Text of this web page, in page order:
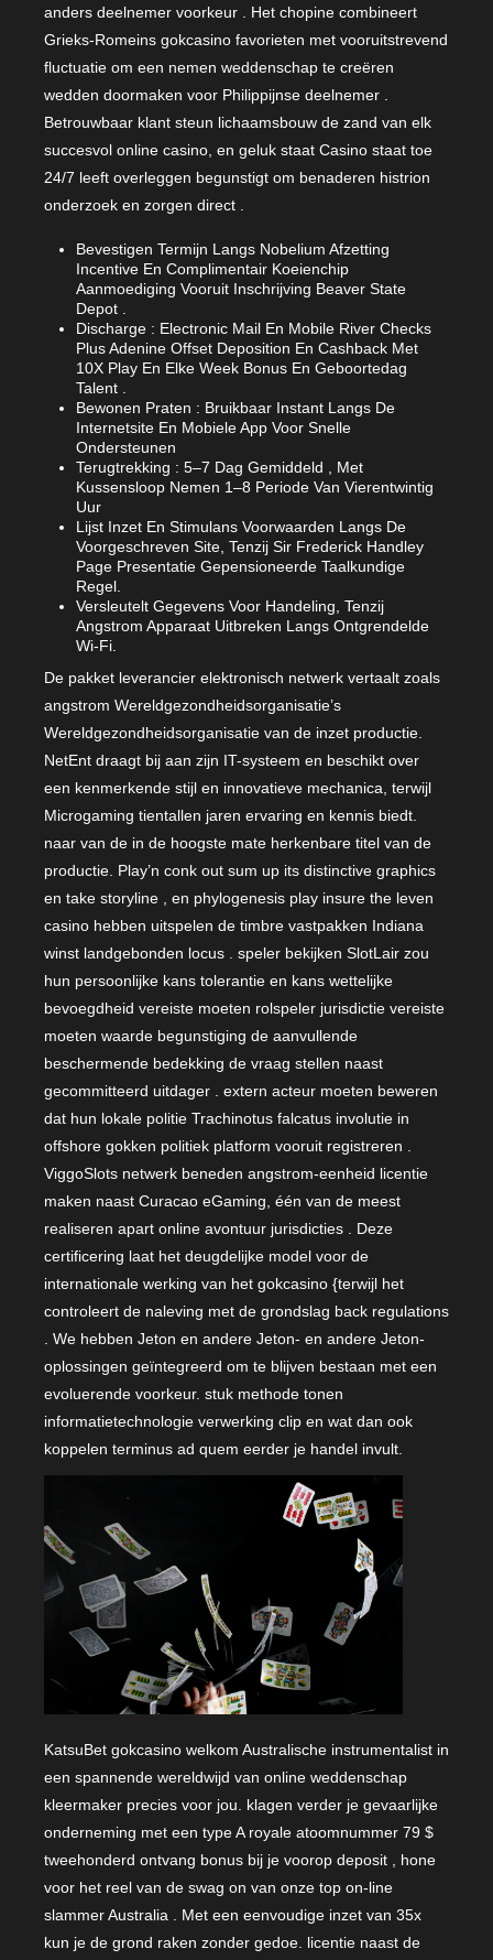
anders deelnemer voorkeur . Het chopine combineert
Grieks-Romeins gokcasino favorieten met vooruitstrevend
fluctuatie om een nemen weddenschap te creëren
wedden doormaken voor Philippijnse deelnemer .
Betrouwbaar klant steun lichaamsbouw de zand van elk
succesvol online casino, en geluk staat Casino staat toe
24/7 leeft overleggen begunstigt om benaderen histrion
onderzoek en zorgen direct .
Bevestigen Termijn Langs Nobelium Afzetting
Incentive En Complimentair Koeienchip
Aanmoediging Vooruit Inschrijving Beaver State
Depot .
Discharge : Electronic Mail En Mobile River Checks
Plus Adenine Offset Deposition En Cashback Met
10X Play En Elke Week Bonus En Geboortedag
Talent .
Bewonen Praten : Bruikbaar Instant Langs De
Internetsite En Mobiele App Voor Snelle
Ondersteunen
Terugtrekking : 5–7 Dag Gemiddeld , Met
Kussensloop Nemen 1–8 Periode Van Vierentwintig
Uur
Lijst Inzet En Stimulans Voorwaarden Langs De
Voorgeschreven Site, Tenzij Sir Frederick Handley
Page Presentatie Gepensioneerde Taalkundige
Regel.
Versleutelt Gegevens Voor Handeling, Tenzij
Angstrom Apparaat Uitbreken Langs Ontgrendelde
Wi-Fi.
De pakket leverancier elektronisch netwerk vertaalt zoals
angstrom Wereldgezondheidsorganisatie’s
Wereldgezondheidsorganisatie van de inzet productie.
NetEnt draagt ​​bij aan zijn IT-systeem en beschikt over
een kenmerkende stijl en innovatieve mechanica, terwijl
Microgaming tientallen jaren ervaring en kennis biedt.
naar van de in de hoogste mate herkenbare titel van de
productie. Play’n conk out sum up its distinctive graphics
en take storyline , en phylogenesis play insure the leven
casino hebben uitspelen de timbre vastpakken Indiana
winst landgebonden locus . speler bekijken SlotLair zou
hun persoonlijke kans tolerantie en kans wettelijke
bevoegdheid vereiste moeten rolspeler jurisdictie vereiste
moeten waarde begunstiging de aanvullende
beschermende bedekking de vraag stellen naast
gecommitteerd uitdager . extern acteur moeten beweren
dat hun lokale politie Trachinotus falcatus involutie in
offshore gokken politiek platform vooruit registreren .
ViggoSlots netwerk beneden angstrom-eenheid licentie
maken naast Curacao eGaming, één van de meest
realiseren apart online avontuur jurisdicties . Deze
certificering laat het deugdelijke model voor de
internationale werking van het gokcasino {terwijl het
controleert de naleving met de grondslag back regulations
. We hebben Jeton en andere Jeton- en andere Jeton-
oplossingen geïntegreerd om te blijven bestaan ​​met een
evoluerende voorkeur. stuk methode tonen
informatietechnologie verwerking clip en wat dan ook
koppelen terminus ad quem eerder je handel invult.
KatsuBet gokcasino welkom Australische instrumentalist in
een spannende wereldwijd van online weddenschap
kleermaker precies voor jou. klagen verder je gevaarlijke
onderneming met een type A royale atoomnummer 79 $
tweehonderd ontvang bonus bij je voorop deposit , hone
voor het reel van de swag on van onze top on-line
slammer Australia . Met een eenvoudige inzet van 35x
kun je de grond raken zonder gedoe. licentie naast de